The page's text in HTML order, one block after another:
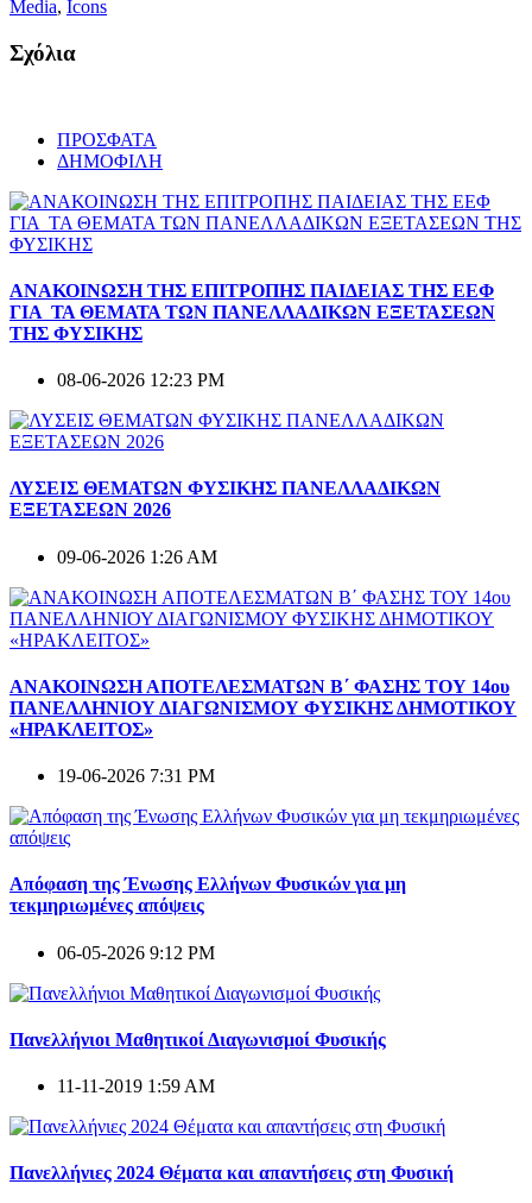
Media, Icons
Σχόλια
ΠΡΟΣΦΑΤΑ
ΔΗΜΟΦΙΛΗ
ΑΝΑΚΟΙΝΩΣΗ ΤΗΣ ΕΠΙΤΡΟΠΗΣ ΠΑΙΔΕΙΑΣ ΤΗΣ ΕΕΦ
ΓΙΑ ΤΑ ΘΕΜΑΤΑ ΤΩΝ ΠΑΝΕΛΛΑΔΙΚΩΝ ΕΞΕΤΑΣΕΩΝ
ΤΗΣ ΦΥΣΙΚΗΣ
08-06-2026 12:23 PM
ΛΥΣΕΙΣ ΘΕΜΑΤΩΝ ΦΥΣΙΚΗΣ ΠΑΝΕΛΛΑΔΙΚΩΝ
ΕΞΕΤΑΣΕΩΝ 2026
09-06-2026 1:26 AM
ΑΝΑΚΟΙΝΩΣΗ ΑΠΟΤΕΛΕΣΜΑΤΩΝ Β΄ ΦΑΣΗΣ ΤΟΥ 14ου
ΠΑΝΕΛΛΗΝΙΟΥ ΔΙΑΓΩΝΙΣΜΟΥ ΦΥΣΙΚΗΣ ΔΗΜΟΤΙΚΟΥ
«ΗΡΑΚΛΕΙΤΟΣ»
19-06-2026 7:31 PM
Απόφαση της Ένωσης Ελλήνων Φυσικών για μη
τεκμηριωμένες απόψεις
06-05-2026 9:12 PM
Πανελλήνιοι Μαθητικοί Διαγωνισμοί Φυσικής
11-11-2019 1:59 AM
Πανελλήνιες 2024 Θέματα και απαντήσεις στη Φυσική